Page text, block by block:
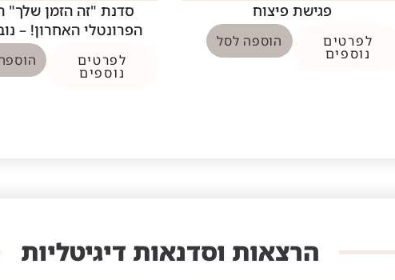
פגישת פיצוח
לפרטים
נוספים
הוספה לסל
סדנת "זה הזמן שלך"
הפרונטלי האחרון! –
לפרטים
נוספים
הרצאות וסדנאות דיגיטליות